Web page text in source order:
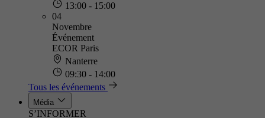
13:00 - 15:00
04
Novembre
Événement
ECOR Paris
Nanterre
09:30 - 14:00
Tous les événements
Média
S’INFORMER